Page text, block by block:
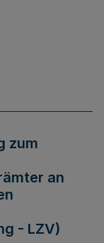
zum
an
- LZV)